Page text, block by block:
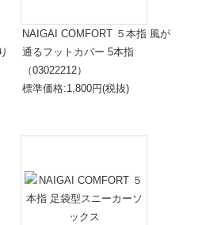
NAIGAI COMFORT ５本指 風が
通るフットカバー 5本指
（03022212）
標準価格:1,800円(税抜)